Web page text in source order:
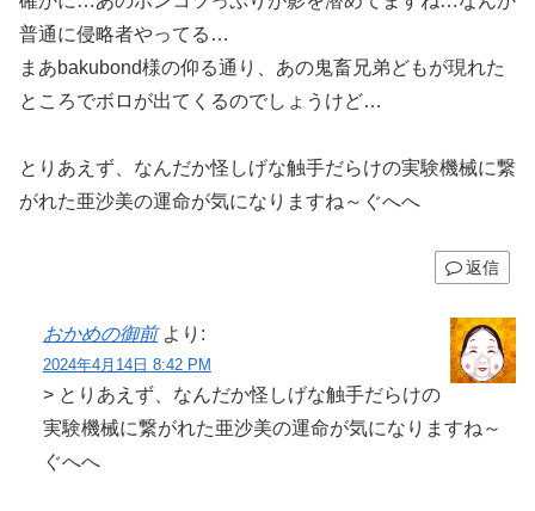
普通に侵略者やってる…
まあbakubond様の仰る通り、あの鬼畜兄弟どもが現れた
ところでボロが出てくるのでしょうけど…
とりあえず、なんだか怪しげな触手だらけの実験機械に繋
がれた亜沙美の運命が気になりますね～ぐへへ
返信
おかめの御前 より:
2024年4月14日 8:42 PM
> とりあえず、なんだか怪しげな触手だらけの
実験機械に繋がれた亜沙美の運命が気になりますね～
ぐへへ